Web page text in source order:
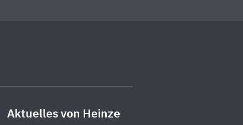
Aktuelles von Heinze